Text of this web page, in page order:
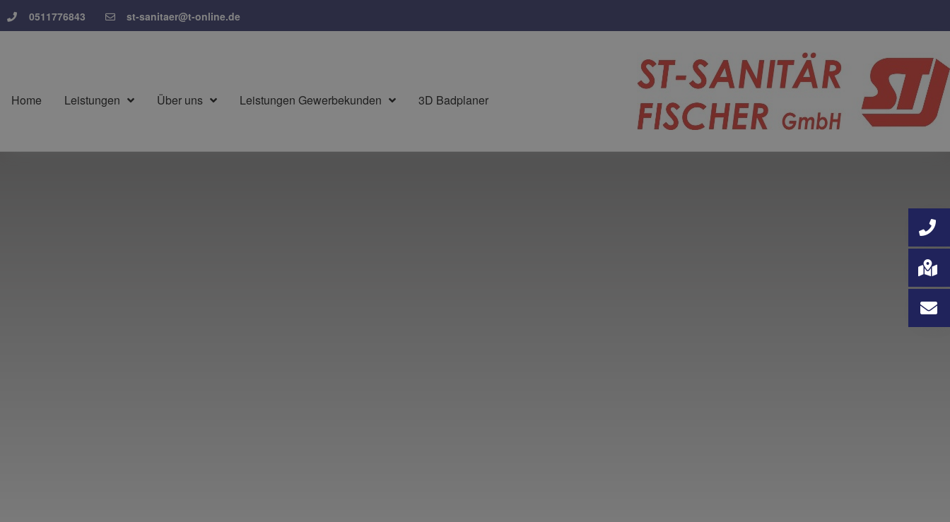
0511776843 st-sanitaer@t-online.de
Home Leistungen Über uns Leistungen Gewerbekunden 3D Badplaner